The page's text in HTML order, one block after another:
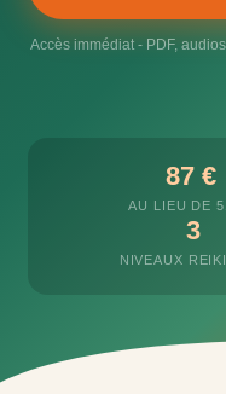
Accès immédiat - PDF,
87 €
AU LIEU DE
3
NIVEAUX